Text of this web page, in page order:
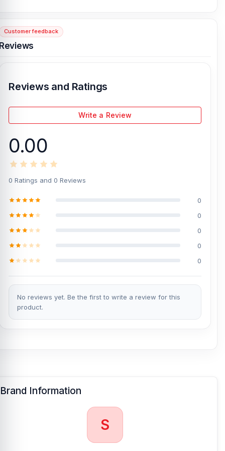
Dhaka – 1215.
Customer feedback
Reviews and Ratings
Write a Review
0.00
0 Ratings and 0 Reviews
0
0
0
0
0
No reviews yet. Be the first to write a review for this
product.
Brand Information
S